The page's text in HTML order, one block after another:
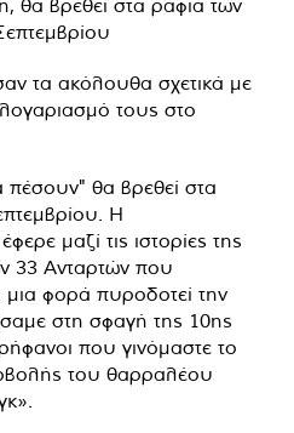
τα ακόλουθα σχετικά με
τους στο
πέσουν" θα βρεθεί στα
Η
μαζί τις ιστορίες της
33 Ανταρτών που
μια φορά πυροδοτεί την
στη σφαγή της 10ης
που γινόμαστε το
του θαρραλέου